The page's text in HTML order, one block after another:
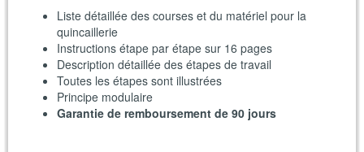
Liste détaillée des courses et du matériel pour la
quincaillerie
Instructions étape par étape sur 16 pages
Description détaillée des étapes de travail
Toutes les étapes sont illustrées
Principe modulaire
Garantie de remboursement de 90 jours